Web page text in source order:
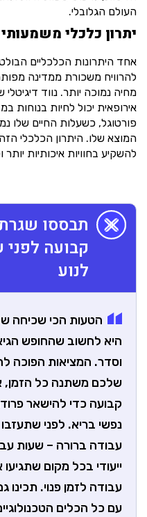
העולם הגלובלי.
יתרון כלכלי משמעותי
אחד היתרונות הכלכליים
להרוויח משכורת ממדינה
מחיה נמוכה יותר. נווד
אירופאית יכול לחיות בנוחות
המוצא שלו. היתרון הכלכלי
להשקיע בחוויות איכותיות
תבססו
קבועה
לנוע
הטעות הכי שכיחה
היא לחשוב שהחופש
וסדר. המציאות הפוכה
שלכם משתנה כל הזמן,
קבועה כדי להישאר
נפשי בריא. לפני
עבודה ברורה – שעות
ייעודי בכל מקום שתגיעו
עבודה לזמן פנוי. תכינו
עם כל הכלים